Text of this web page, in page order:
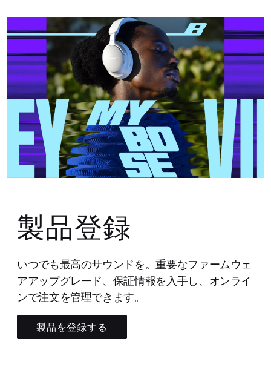
製品登録
いつでも最高のサウンドを。重要なファームウェ
アアップグレード、保証情報を入手し、オンライ
ンで注文を管理できます。
製品を登録する